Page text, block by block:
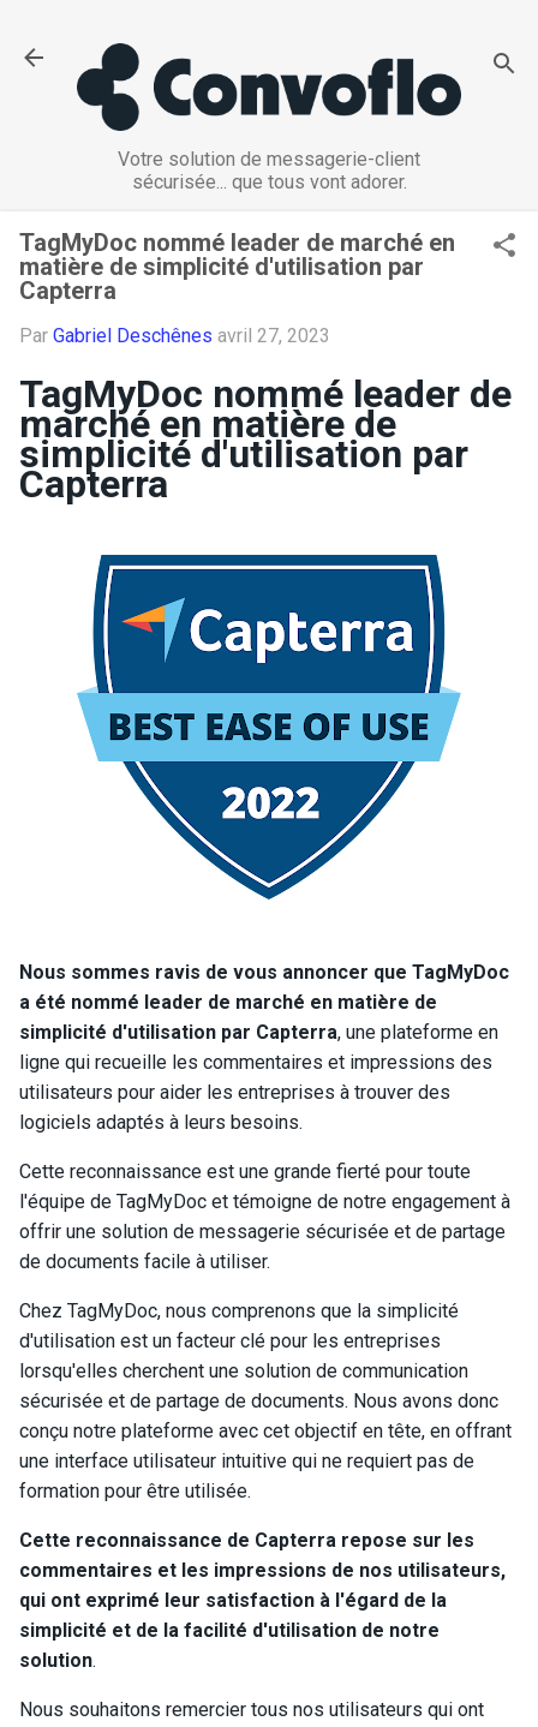
Votre solution de messagerie-client
sécurisée... que tous vont adorer.
TagMyDoc nommé leader de marché en
matière de simplicité d'utilisation par
Capterra
Par Gabriel Deschênes avril 27, 2023
TagMyDoc nommé leader de
marché en matière de
simplicité d'utilisation par
Capterra
Nous sommes ravis de vous annoncer que TagMyDoc
a été nommé leader de marché en matière de
simplicité d'utilisation par Capterra, une plateforme en
ligne qui recueille les commentaires et impressions des
utilisateurs pour aider les entreprises à trouver des
logiciels adaptés à leurs besoins.
Cette reconnaissance est une grande fierté pour toute
l'équipe de TagMyDoc et témoigne de notre engagement à
offrir une solution de messagerie sécurisée et de partage
de documents facile à utiliser.
Chez TagMyDoc, nous comprenons que la simplicité
d'utilisation est un facteur clé pour les entreprises
lorsqu'elles cherchent une solution de communication
sécurisée et de partage de documents. Nous avons donc
conçu notre plateforme avec cet objectif en tête, en offrant
une interface utilisateur intuitive qui ne requiert pas de
formation pour être utilisée.
Cette reconnaissance de Capterra repose sur les
commentaires et les impressions de nos utilisateurs,
qui ont exprimé leur satisfaction à l'égard de la
simplicité et de la facilité d'utilisation de notre
solution.
Nous souhaitons remercier tous nos utilisateurs qui ont